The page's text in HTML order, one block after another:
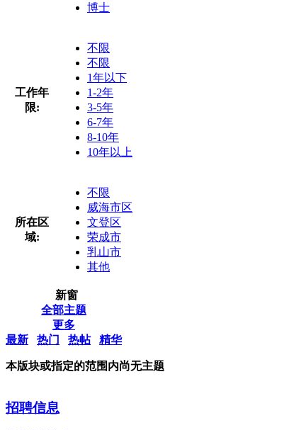
博士
工作年
限:
不限
不限
1年以下
1-2年
3-5年
6-7年
8-10年
10年以上
所在区
域:
不限
威海市区
文登区
荣成市
乳山市
其他
新窗
全部主题
更多
最新
热门 热帖 精华
本版块或指定的范围内尚无主题
招聘信息